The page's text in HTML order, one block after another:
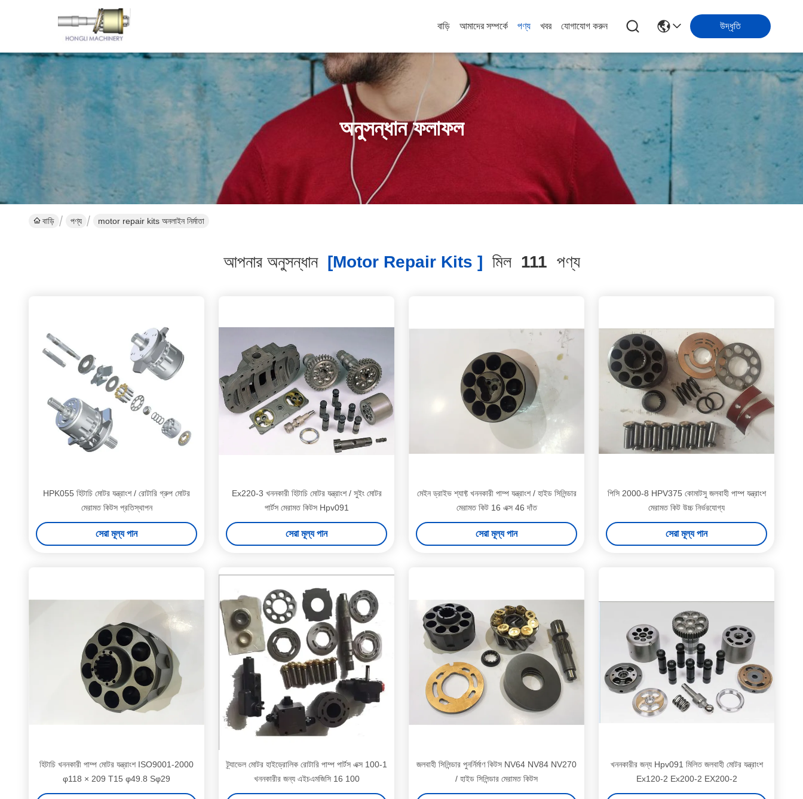
বাড়ি আমাদের সম্পর্কে পণ্য খবর যোগাযোগ করুন উদ্ধৃতি
অনুসন্ধান ফলাফল
বাড়ি পণ্য motor repair kits অনলাইন নির্মাতা
আপনার অনুসন্ধান[motor Repair Kits ] মিল 111 পণ্য
HPK055 হিটাচি মোটর যন্ত্রাংশ / রোটারি গ্রুপ মোটর
মেরামত কিটস প্রতিস্থাপন
সেরা মূল্য পান
Ex220-3 খননকারী হিটাচি মোটর যন্ত্রাংশ / সুইং মোটর
পার্টস মেরামত কিটস Hpv091
সেরা মূল্য পান
মেইন ড্রাইভ শ্যাফ্ট খননকারী পাম্প যন্ত্রাংশ / হাইড সিলিন্ডার
মেরামত কিট 16 এক্স 46 দাঁত
সেরা মূল্য পান
পিসি 2000-8 HPV375 কোমাটসু জলবাহী পাম্প যন্ত্রাংশ
মেরামত কিট উচ্চ নির্ভরযোগ্য
সেরা মূল্য পান
হিটাচি খননকারী পাম্প মোটর যন্ত্রাংশ ISO9001-2000
φ118 × 209 T15 φ49.8 Sφ29
ট্র্যাভেল মোটর হাইড্রোলিক রোটারি পাম্প পার্টস এক্স 100-1
খননকারীর জন্য এইচএমজিসি 16 100
জলবাহী সিলিন্ডার পুনর্নির্মাণ কিটস NV64 NV84 NV270
/ হাইড সিলিন্ডার মেরামত কিটস
খননকারীর জন্য Hpv091 মিলিত জলবাহী মোটর যন্ত্রাংশ
Ex120-2 Ex200-2 EX200-2